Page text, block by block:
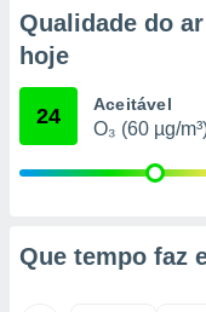
qual se
tal,
seu
ou opor-
na
Qualidade do
hoje
24 Aceitável
O₃ (60 µg/
Que tempo faz